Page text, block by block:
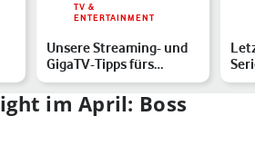
TV &
ENTERTAINMENT
Unsere Streaming- und
GigaTV-Tipps fürs
Wochenende
im April: Boss